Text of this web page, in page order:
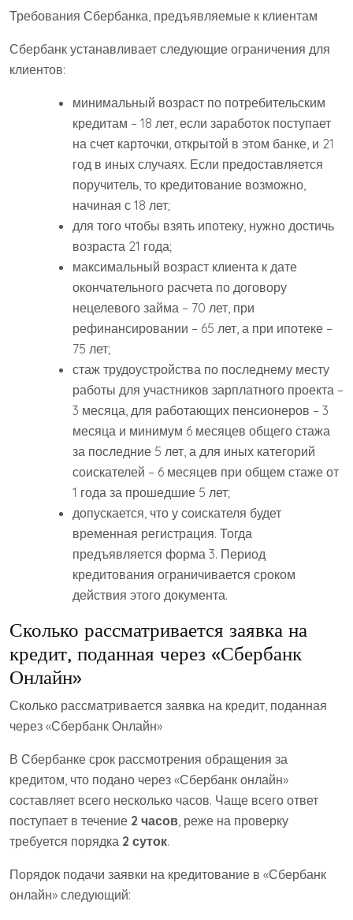
Требования Сбербанка, предъявляемые к клиентам
Сбербанк устанавливает следующие ограничения для
клиентов:
минимальный возраст по потребительским
кредитам – 18 лет, если заработок поступает
на счет карточки, открытой в этом банке, и 21
год в иных случаях. Если предоставляется
поручитель, то кредитование возможно,
начиная с 18 лет;
для того чтобы взять ипотеку, нужно достичь
возраста 21 года;
максимальный возраст клиента к дате
окончательного расчета по договору
нецелевого займа – 70 лет, при
рефинансировании – 65 лет, а при ипотеке –
75 лет;
стаж трудоустройства по последнему месту
работы для участников зарплатного проекта –
3 месяца, для работающих пенсионеров – 3
месяца и минимум 6 месяцев общего стажа
за последние 5 лет, а для иных категорий
соискателей – 6 месяцев при общем стаже от
1 года за прошедшие 5 лет;
допускается, что у соискателя будет
временная регистрация. Тогда
предъявляется форма 3. Период
кредитования ограничивается сроком
действия этого документа.
Сколько рассматривается заявка на
кредит, поданная через «Сбербанк
Онлайн»
Сколько рассматривается заявка на кредит, поданная
через «Сбербанк Онлайн»
В Сбербанке срок рассмотрения обращения за
кредитом, что подано через «Сбербанк онлайн»
составляет всего несколько часов. Чаще всего ответ
поступает в течение 2 часов, реже на проверку
требуется порядка 2 суток.
Порядок подачи заявки на кредитование в «Сбербанк
онлайн» следующий: